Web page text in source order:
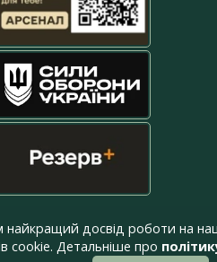
досвід роботи на
cookie. Детальніше про